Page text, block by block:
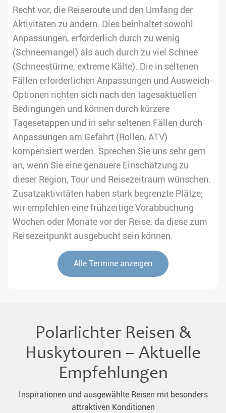
Recht vor, die Reiseroute und den Umfang der
Aktivitäten zu ändern. Dies beinhaltet sowohl
Anpassungen, erforderlich durch zu wenig
(Schneemangel) als auch durch zu viel Schnee
(Schneestürme, extreme Kälte). Die in seltenen
Fällen erforderlichen Anpassungen und Ausweich-
Optionen richten sich nach den tagesaktuellen
Bedingungen und können durch kürzere
Tagesetappen und in sehr seltenen Fällen durch
Anpassungen am Gefährt (Rollen, ATV)
kompensiert werden. Sprechen Sie uns sehr gern
an, wenn Sie eine genauere Einschätzung zu
dieser Region, Tour und Reisezeitraum wünschen.
Zusatzaktivitäten haben stark begrenzte Plätze;
wir empfehlen eine frühzeitige Vorabbuchung
Wochen oder Monate vor der Reise, da diese zum
Reisezeitpunkt ausgebucht sein können.
Alle Termine anzeigen
Polarlichter Reisen &
Huskytouren – Aktuelle
Empfehlungen
Inspirationen und ausgewählte Reisen mit besonders
attraktiven Konditionen